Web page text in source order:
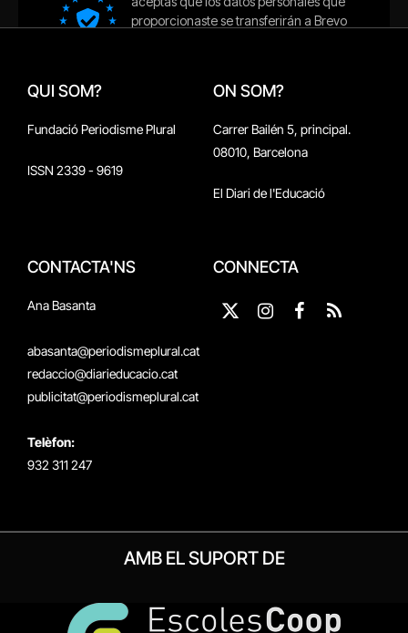
QUI SOM?
Fundació Periodisme Plural
ISSN 2339 - 9619
ON SOM?
Carrer Bailén 5, principal.
08010, Barcelona
El Diari de l'Educació
CONTACTA'NS
Ana Basanta
abasanta@periodismeplural.cat
redaccio@diarieducacio.cat
publicitat@periodismeplural.cat
Telèfon:
932 311 247
CONNECTA
X
Instagram
Facebook
RSS
AMB EL SUPORT DE